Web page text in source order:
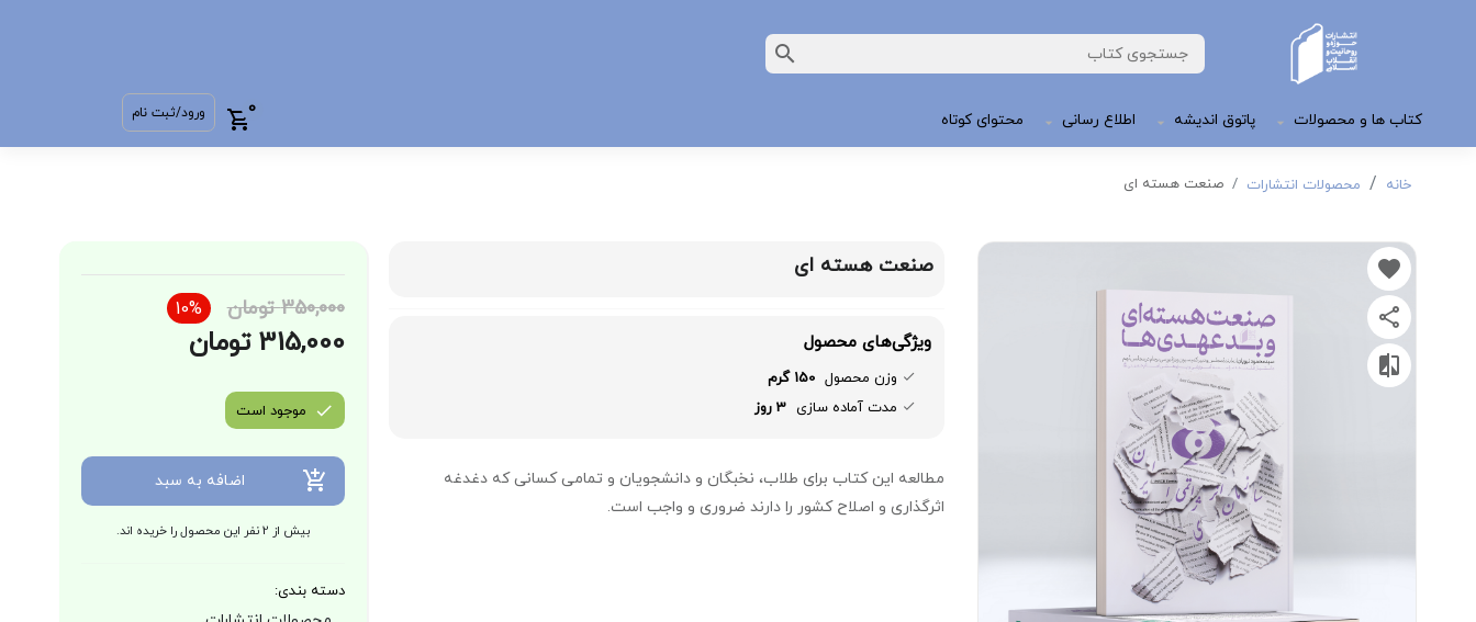
کتاب ها و محصولات پاتوق اندیشه اطلاع رسانی محتوای کوتاه
0 ورود/ثبت نام
خانه محصولات انتشارات صنعت هسته ای
صنعت هسته ای
ویژگی‌های محصول
وزن محصول 150 گرم
مدت آماده سازی 3 روز
مطالعه این کتاب برای طلاب، نخبگان و دانشجویان و تمامی کسانی که دغدغه
اثرگذاری و اصلاح کشور را دارند ضروری و واجب است.
350,000 تومان 10%
315,000 تومان
موجود است
اضافه به سبد
بیش از 2 نفر این محصول را خریده اند.
دسته بندی: